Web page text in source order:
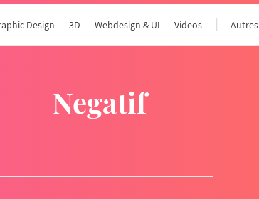
Design 3D Webdesign & UI Videos Autres
negatif